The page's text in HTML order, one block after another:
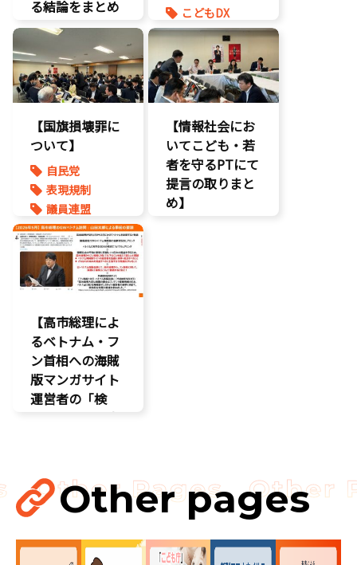
表現規制
質問主意書
る結論をまとめ
ました】
こどもDX
こどもの権利
こども政策
こどもDX
こどもの権利
こども政策
ゲーム規制
表現規制
【国旗損壊罪に
ついて】
自民党
表現規制
議員連盟
【情報社会にお
いてこども・若
者を守るPTにて
提言の取りまと
め】
【高市総理によ
るベトナム・フ
ン首相への海賊
版マンガサイト
運営者の「検
挙」の要請を実
見直し……
国会
海賊版
Other pages